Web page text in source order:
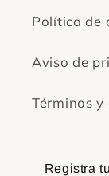
Política de
Aviso de
Términos y
Registra